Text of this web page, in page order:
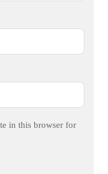
in this browser for